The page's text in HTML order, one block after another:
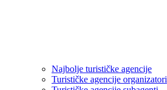
Najbolje turističke agencije
Turističke agencije organizatori